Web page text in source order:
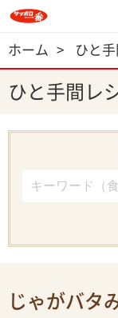
ホーム > ひと
ひと手間レ
じゃがバタ